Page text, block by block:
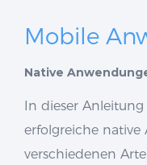
Mobile
Native
In dieser
erfolgreiche native
verschiedenen